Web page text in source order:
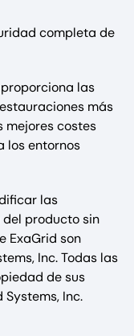
completa de
las
más
mejores costes
los entornos
las
producto sin
ExaGrid son
Inc. Todas las
de sus
Inc.